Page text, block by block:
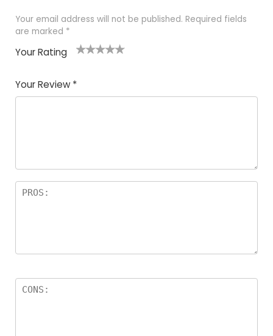
Your email address will not be published. Required fields
are marked *
Your Rating
Your Review *